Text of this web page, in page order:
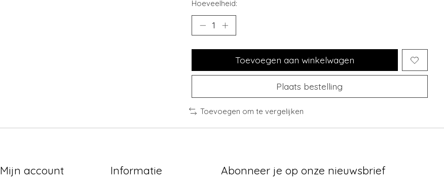
Hoeveelheid:
Toevoegen aan winkelwagen
Plaats bestelling
Toevoegen om te vergelijken
Mijn account Informatie Abonneer je op onze nieuwsbrief